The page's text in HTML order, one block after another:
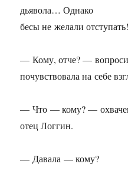
дьявола… Однако
бесы не желали
— Кому, отче? —
почувствовала на себе
— Что — кому? —
отец Логгин.
— Давала — кому?